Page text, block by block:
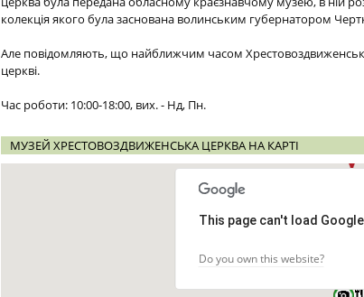
колекція якого була заснована волинським губернатором
Але повідомляють, що найближчим часом
церкві.
Час роботи: 10:00-18:00, вих. - Нд, Пн.
МУЗЕЙ ХРЕСТОВОЗДВИЖЕНСЬКА ЦЕРКВА НА КАРТІ
This page can't load
Do you own this website?